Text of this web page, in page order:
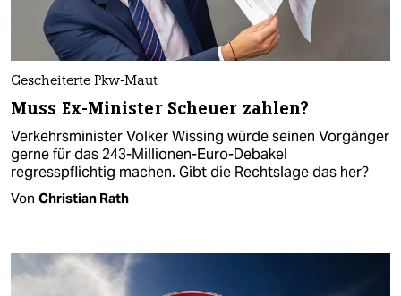
Gescheiterte Pkw-Maut
Muss Ex-Minister Scheuer zahlen?
Verkehrsminister Volker Wissing würde seinen Vorgänger
gerne für das 243-Millionen-Euro-Debakel
regresspflichtig machen. Gibt die Rechtslage das her?
Von Christian Rath